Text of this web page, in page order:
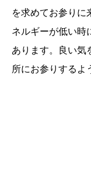
を求めてお参りに
ネルギーが低い時
あります。良い気
所にお参りするよ